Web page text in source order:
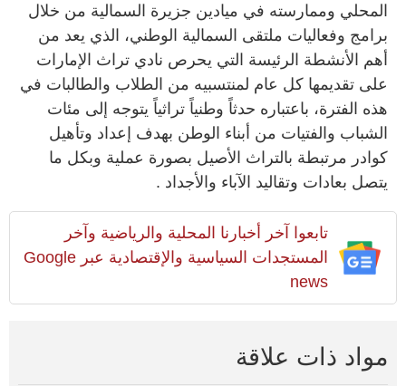
المحلي وممارسته في ميادين جزيرة السمالية من خلال
برامج وفعاليات ملتقى السمالية الوطني، الذي يعد من
أهم الأنشطة الرئيسة التي يحرص نادي تراث الإمارات
على تقديمها كل عام لمنتسبيه من الطلاب والطالبات في
هذه الفترة، باعتباره حدثاً وطنياً تراثياً يتوجه إلى مئات
الشباب والفتيات من أبناء الوطن بهدف إعداد وتأهيل
كوادر مرتبطة بالتراث الأصيل بصورة عملية وبكل ما
يتصل بعادات وتقاليد الآباء والأجداد .
تابعوا آخر أخبارنا المحلية والرياضية وآخر
المستجدات السياسية والإقتصادية عبر Google
news
مواد ذات علاقة